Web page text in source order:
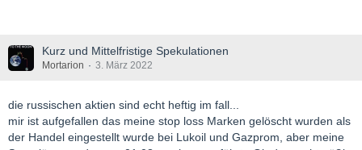
Kurz und Mittelfristige Spekulationen
Mortarion 3. März 2022
die russischen aktien sind echt heftig im fall...
mir ist aufgefallen das meine stop loss Marken gelöscht wurden als
der Handel eingestellt wurde bei Lukoil und Gazprom, aber meine